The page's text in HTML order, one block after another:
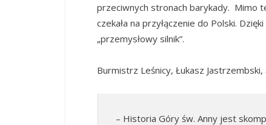
przeciwnych stronach barykady. Mimo
czekała na przyłączenie do Polski.
„przemysłowy silnik”.
Burmistrz Leśnicy, Łukasz
– Historia Góry św. Anny jest